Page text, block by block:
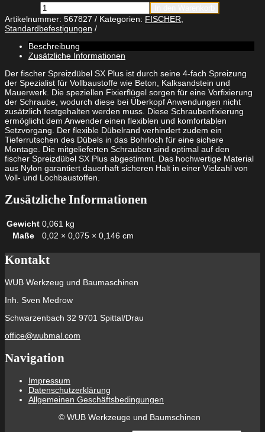
fischer
Spreizdübel
SX
Plus
6
x
30
S
mit
Schraube
Menge
Artikelnummer: 567827 Kategorien: FISCHER
Standardbefestigungen
Beschreibung
Zusätzliche Informationen
Der fischer Spreizdübel SX Plus ist durch seine 4-fach Spreizung
der Spezialist für Vollbaustoffe wie Beton, Kalksandstein und
Mauerwerk. Die speziellen Fixierflügel sorgen für eine Vorfixierung
der Schraube, wodurch diese bei Überkopf Anwendungen nicht
zusätzlich festgehalten werden muss. Diese Schraubenfixierung
ermöglicht dem Anwender einen flexiblen und komfortablen
Setzvorgang. Der flexible Dübelrand verhindert zudem ein
Tieferrutschen des Dübels in das Bohrloch für eine sichere
Montage. Die mitgelieferten Schrauben sind optimal auf den
fischer Spreizdübel SX Plus abgestimmt. Das hochwertige Material
aus Nylon garantiert dauerhaft sicheren Halt in einer Vielzahl von
Voll- und Lochbaustoffen.
Zusätzliche Informationen
Gewicht 0,061 kg
Maße
0,02 × 0,075 × 0,146 cm
Kontakt
WUB Werkzeug und Baumaschinen
Inh. Sven Medrow
Schwarzenbach 32 9701 Spittal/Drau
office@wubmal.com
Navigation
Impressum
Datenschutzerklärung
Allgemeinen Geschäftsbedingungen
© WUB Werkzeuge und Baumschinen